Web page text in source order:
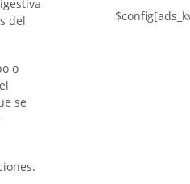
del
o
se